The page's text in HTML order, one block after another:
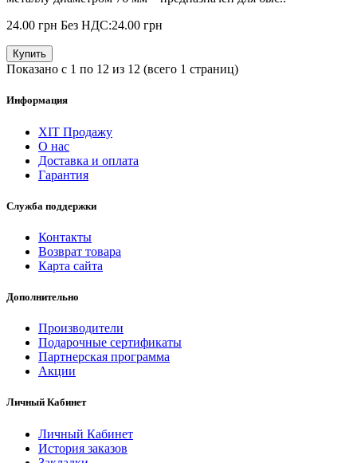
24.00 грн Без НДС:24.00 грн
Купить
Показано с 1 по 12 из 12 (всего 1 страниц)
Информация
ХІТ Продажу
О нас
Доставка и оплата
Гарантия
Служба поддержки
Контакты
Возврат товара
Карта сайта
Дополнительно
Производители
Подарочные сертификаты
Партнерская программа
Акции
Личный Кабинет
Личный Кабинет
История заказов